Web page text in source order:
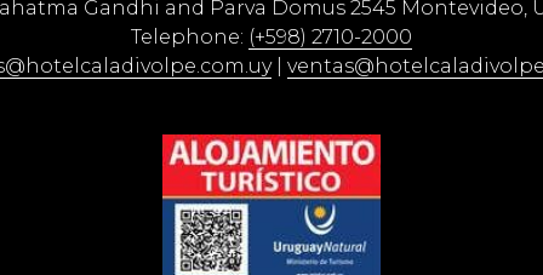
Gandhi and Parva Domus 2545 Montevideo,
Telephone: (+598) 2710-2000
|